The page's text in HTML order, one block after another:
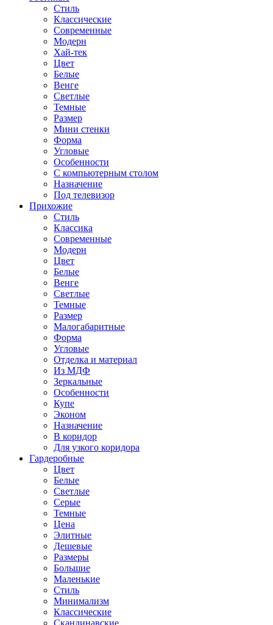
Стиль
Классические
Современные
Модерн
Хай-тек
Цвет
Белые
Венге
Светлые
Темные
Размер
Мини стенки
Форма
Угловые
Особенности
С компьютерным столом
Назначение
Под телевизор
Прихожие
Стиль
Классика
Современные
Модерн
Цвет
Белые
Венге
Светлые
Темные
Размер
Малогабаритные
Форма
Угловые
Отделка и материал
Из МДФ
Зеркальные
Особенности
Купе
Эконом
Назначение
В коридор
Для узкого коридора
Гардеробные
Цвет
Белые
Светлые
Серые
Темные
Цена
Элитные
Дешевые
Размеры
Большие
Маленькие
Стиль
Минимализм
Классические
Скандинавские